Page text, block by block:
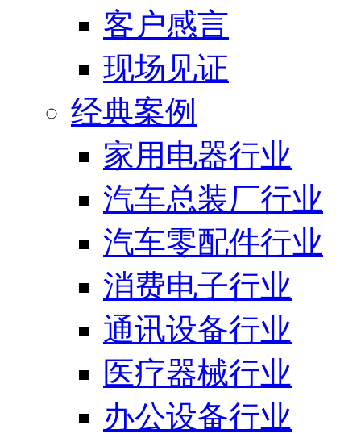
客户感言
现场见证
经典案例
家用电器行业
汽车总装厂行业
汽车零配件行业
消费电子行业
通讯设备行业
医疗器械行业
办公设备行业